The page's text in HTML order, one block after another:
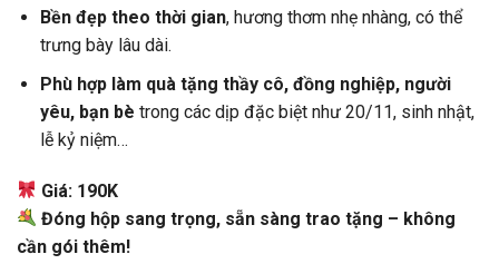
Bền đẹp theo thời gian, hương thơm nhẹ nhàng, có thể
trưng bày lâu dài.
Phù hợp làm quà tặng thầy cô, đồng nghiệp, người
yêu, bạn bè trong các dịp đặc biệt như 20/11, sinh nhật,
lễ kỷ niệm…
Giá: 190K
Đóng hộp sang trọng, sẵn sàng trao tặng – không
cần gói thêm!